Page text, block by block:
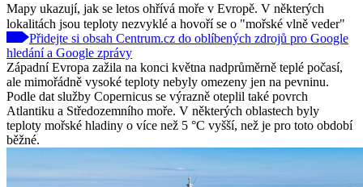
Mapy ukazují, jak se letos ohřívá moře v Evropě. V některých
lokalitách jsou teploty nezvyklé a hovoří se o "mořské vlně veder"
Přidejte si obsah Centrum.cz do oblíbených zdrojů pro Google
hledání a Google zprávy
Západní Evropa zažila na konci května nadprůměrně teplé počasí,
ale mimořádně vysoké teploty nebyly omezeny jen na pevninu.
Podle dat služby Copernicus se výrazně oteplil také povrch
Atlantiku a Středozemního moře. V některých oblastech byly
teploty mořské hladiny o více než 5 °C vyšší, než je pro toto období
běžné.